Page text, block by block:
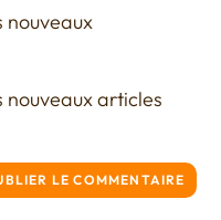
nouveaux
nouveaux articles